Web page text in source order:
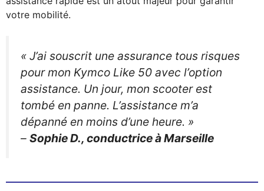
votre mobilité.
« J’ai souscrit une assurance tous risques
pour mon Kymco Like 50 avec l’option
assistance. Un jour, mon scooter est
tombé en panne. L’assistance m’a
dépanné en moins d’une heure. »
– Sophie D., conductrice à Marseille